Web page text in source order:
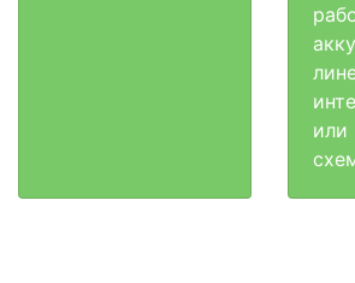
или